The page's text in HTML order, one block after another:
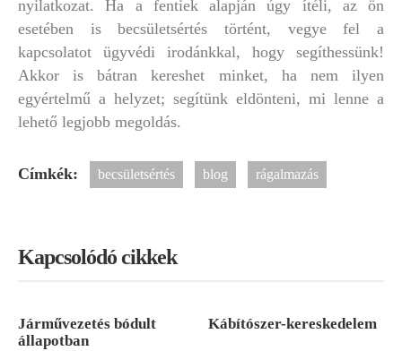
nyilatkozat. Ha a fentiek alapján úgy ítéli, az ön
esetében is becsületsértés történt, vegye fel a
kapcsolatot ügyvédi irodánkkal, hogy segíthessünk!
Akkor is bátran kereshet minket, ha nem ilyen
egyértelmű a helyzet; segítünk eldönteni, mi lenne a
lehető legjobb megoldás.
Címkék: becsületsértés blog rágalmazás
Kapcsolódó cikkek
Járművezetés bódult
állapotban
Kábítószer-kereskedelem